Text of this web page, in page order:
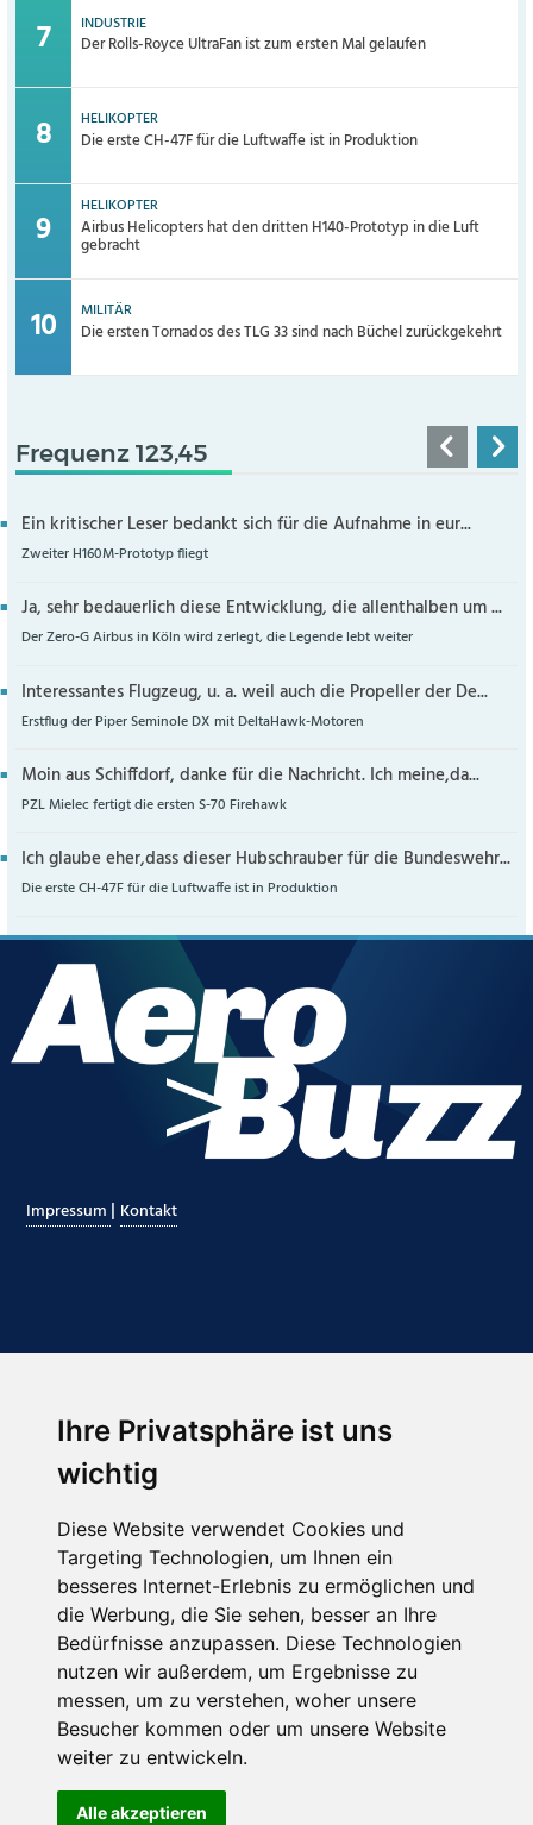
Ihre Privatsphäre ist uns
wichtig
Diese Website verwendet Cookies und
Targeting Technologien, um Ihnen ein
besseres Internet-Erlebnis zu ermöglichen und
die Werbung, die Sie sehen, besser an Ihre
Bedürfnisse anzupassen. Diese Technologien
nutzen wir außerdem, um Ergebnisse zu
messen, um zu verstehen, woher unsere
Besucher kommen oder um unsere Website
weiter zu entwickeln.
Alle akzeptieren
INDUSTRIE
Der Rolls-Royce UltraFan ist zum ersten Mal gelaufen
HELIKOPTER
Die erste CH-47F für die Luftwaffe ist in Produktion
HELIKOPTER
Airbus Helicopters hat den dritten H140-Prototyp in die Luft
gebracht
MILITÄR
Die ersten Tornados des TLG 33 sind nach Büchel zurückgekehrt
Frequenz 123,45
Ein kritischer Leser bedankt sich für die Aufnahme in eur...
Zweiter H160M-Prototyp fliegt
Ja, sehr bedauerlich diese Entwicklung, die allenthalben um ...
Der Zero-G Airbus in Köln wird zerlegt, die Legende lebt weiter
Interessantes Flugzeug, u. a. weil auch die Propeller der De...
Erstflug der Piper Seminole DX mit DeltaHawk-Motoren
Moin aus Schiffdorf, danke für die Nachricht. Ich meine,da...
PZL Mielec fertigt die ersten S-70 Firehawk
Ich glaube eher,dass dieser Hubschrauber für die Bundeswehr...
Die erste CH-47F für die Luftwaffe ist in Produktion
Impressum | Kontakt
Hier finden Sie uns auch
Abonnieren Sie unseren Newsletter
Email*